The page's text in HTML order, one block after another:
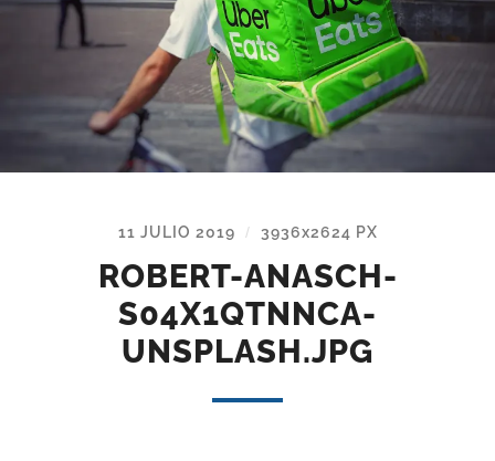
11 JULIO 2019 / 3936x2624 PX
ROBERT-ANASCH-
S04X1QTNNCA-
UNSPLASH.JPG